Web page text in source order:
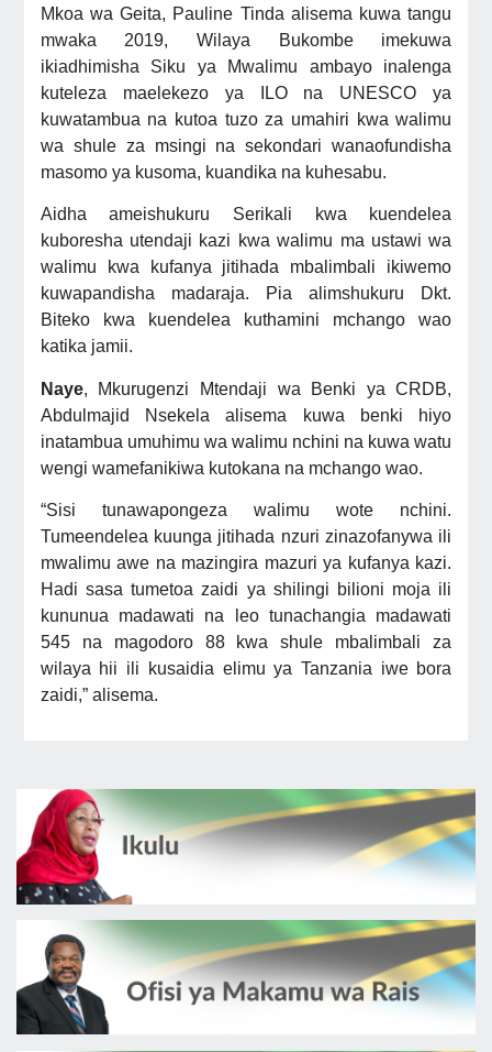
Mkoa wa Geita, Pauline Tinda alisema kuwa tangu
mwaka 2019, Wilaya Bukombe imekuwa
ikiadhimisha Siku ya Mwalimu ambayo inalenga
kuteleza maelekezo ya ILO na UNESCO ya
kuwatambua na kutoa tuzo za umahiri kwa walimu
wa shule za msingi na sekondari wanaofundisha
masomo ya kusoma, kuandika na kuhesabu.
Aidha ameishukuru Serikali kwa kuendelea
kuboresha utendaji kazi kwa walimu ma ustawi wa
walimu kwa kufanya jitihada mbalimbali ikiwemo
kuwapandisha madaraja. Pia alimshukuru Dkt.
Biteko kwa kuendelea kuthamini mchango wao
katika jamii.
Naye, Mkurugenzi Mtendaji wa Benki ya CRDB,
Abdulmajid Nsekela alisema kuwa benki hiyo
inatambua umuhimu wa walimu nchini na kuwa watu
wengi wamefanikiwa kutokana na mchango wao.
“Sisi tunawapongeza walimu wote nchini.
Tumeendelea kuunga jitihada nzuri zinazofanywa ili
mwalimu awe na mazingira mazuri ya kufanya kazi.
Hadi sasa tumetoa zaidi ya shilingi bilioni moja ili
kununua madawati na leo tunachangia madawati
545 na magodoro 88 kwa shule mbalimbali za
wilaya hii ili kusaidia elimu ya Tanzania iwe bora
zaidi,” alisema.